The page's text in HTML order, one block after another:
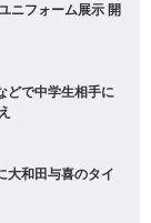
ニフォーム展示 開
どで中学生相手に
大和田与喜のタイ